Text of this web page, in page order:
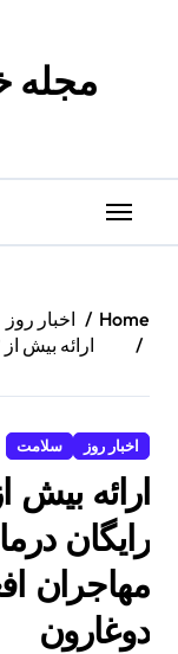
مجله
Home
اخبار روز
اخبار روز سلامت
رایگان
مهاجران
دوغارون